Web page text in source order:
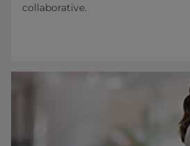
collaborative.